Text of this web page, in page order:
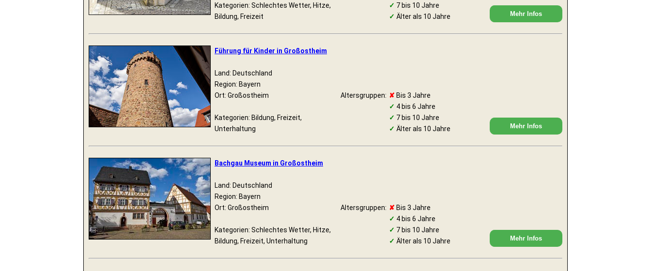
Kategorien: Schlechtes Wetter, Hitze,
Bildung, Freizeit
✓ 7 bis 10 Jahre
✓ Älter als 10 Jahre Mehr Infos
Führung für Kinder in Großostheim
Land: Deutschland
Region: Bayern
Ort: Großostheim
Kategorien: Bildung, Freizeit,
Unterhaltung
Altersgruppen: ✘ Bis 3 Jahre
✓ 4 bis 6 Jahre
✓ 7 bis 10 Jahre
✓ Älter als 10 Jahre Mehr Infos
Bachgau Museum in Großostheim
Land: Deutschland
Region: Bayern
Ort: Großostheim
Kategorien: Schlechtes Wetter, Hitze,
Bildung, Freizeit, Unterhaltung
Altersgruppen: ✘ Bis 3 Jahre
✓ 4 bis 6 Jahre
✓ 7 bis 10 Jahre
✓ Älter als 10 Jahre Mehr Infos